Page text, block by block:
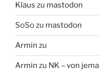
Klaus zu mastodon
SoSozu mastodon
Armin zu
Armin zu NK – von